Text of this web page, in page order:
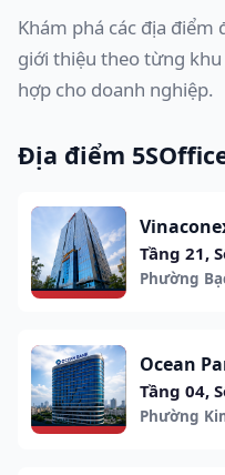
Khám phá các địa điểm
giới thiệu theo từng
hợp cho doanh nghiệp.
Địa điểm
Tầng 21,
Phường
Ocean
Tầng 04,
Phường